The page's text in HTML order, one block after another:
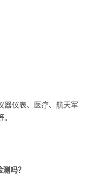
器仪表、医疗、航天军
吗？